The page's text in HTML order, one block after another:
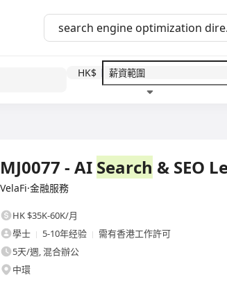
HK$
MJ0077 - AI Search & SEO
VelaFi·金融服務
HK $35K-60K/月
學士
5-10年经验
需有香港工作許可
5天/週, 混合辦公
中環